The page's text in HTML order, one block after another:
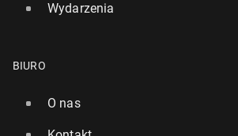
Wydarzenia
BIURO
O nas